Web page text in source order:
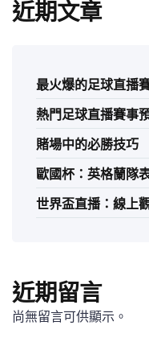
近期文章
最火爆的足球直播
熱門足球直播賽事
賭場中的必勝技巧
歐國杯：英格蘭隊
世界盃直播：線上
近期留言
尚無留言可供顯示。